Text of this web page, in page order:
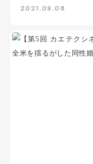
2021.09.08